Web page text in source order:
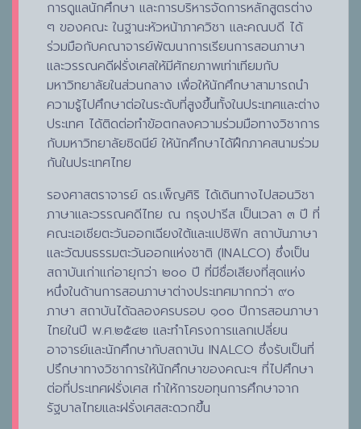
การดูแลนักศึกษา และการบริหารจัดการหลักสูตรต่าง
ๆ ของคณะ ในฐานะหัวหน้าภาควิชา และคณบดี ได้
ร่วมมือกับคณาจารย์พัฒนาการเรียนการสอนภาษา
และวรรณคดีฝรั่งเศสให้มีศักยภาพเท่าเทียมกับ
มหาวิทยาลัยในส่วนกลาง เพื่อให้นักศึกษาสามารถนำ
ความรู้ไปศึกษาต่อในระดับที่สูงขึ้นทั้งในประเทศและต่าง
ประเทศ ได้ติดต่อทำข้อตกลงความร่วมมือทางวิชาการ
กับมหาวิทยาลัยซิดนีย์ ให้นักศึกษาได้ฝึกภาคสนามร่วม
กันในประเทศไทย
รองศาสตราจารย์ ดร.เพ็ญศิริ ได้เดินทางไปสอนวิชา
ภาษาและวรรณคดีไทย ณ กรุงปารีส เป็นเวลา ๓ ปี ที่
คณะเอเชียตะวันออกเฉียงใต้และแปซิฟิก สถาบันภาษา
และวัฒนธรรมตะวันออกแห่งชาติ (INALCO) ซึ่งเป็น
สถาบันเก่าแก่อายุกว่า ๒๐๐ ปี ที่มีชื่อเสียงที่สุดแห่ง
หนึ่งในด้านการสอนภาษาต่างประเทศมากกว่า ๙๐
ภาษา สถาบันได้ฉลองครบรอบ ๑๐๐ ปีการสอนภาษา
ไทยในปี พ.ศ.๒๕๔๒ และทำโครงการแลกเปลี่ยน
อาจารย์และนักศึกษากับสถาบัน INALCO ซึ่งรับเป็นที่
ปรึกษาทางวิชาการให้นักศึกษาของคณะฯ ที่ไปศึกษา
ต่อที่ประเทศฝรั่งเศส ทำให้การขอทุนการศึกษาจาก
รัฐบาลไทยและฝรั่งเศสสะดวกขึ้น